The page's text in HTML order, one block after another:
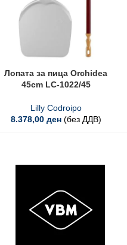
Лопата за пица Orchidea
45cm LC-1022/45
Lilly Codroipo
8.378,00 ден (без ДДВ)